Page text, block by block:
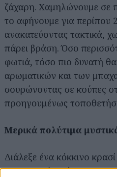
ζάχαρη. Χαμηλώνουμε σε
το αφήνουμε για περίπου
ανακατεύοντας τακτικά,
πάρει βράση. Όσο
φωτιά, τόσο πιο δυνατή
αρωματικών και των
σουρώνοντας σε κούπες
προηγουμένως
Μερικά πολύτιμα
Διάλεξε ένα κόκκινο
και φρουτένιο άρωμα. Δεν